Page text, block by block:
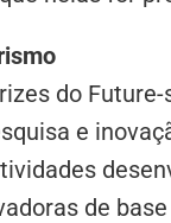
do
e
de